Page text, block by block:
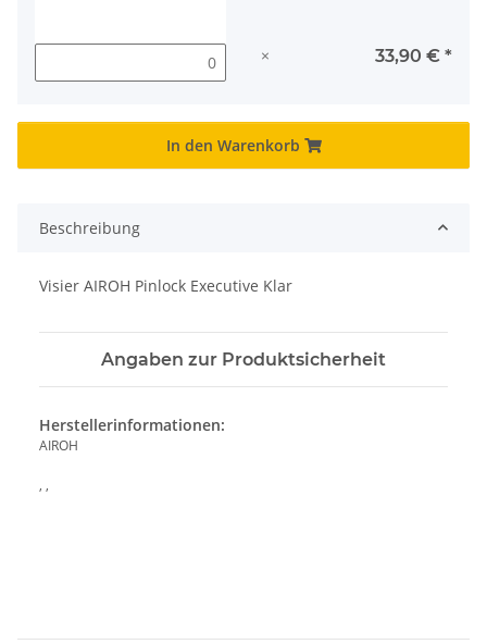
× 33,90 € *
In den Warenkorb
Beschreibung
Visier AIROH Pinlock Executive Klar
Angaben zur Produktsicherheit
Herstellerinformationen:
AIROH
, ,